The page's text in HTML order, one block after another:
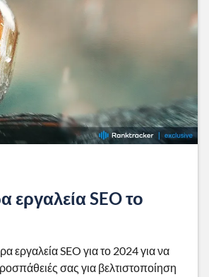
εργαλεία SEO το
εργαλεία SEO για το 2024 για να
σας για βελτιστοποίηση